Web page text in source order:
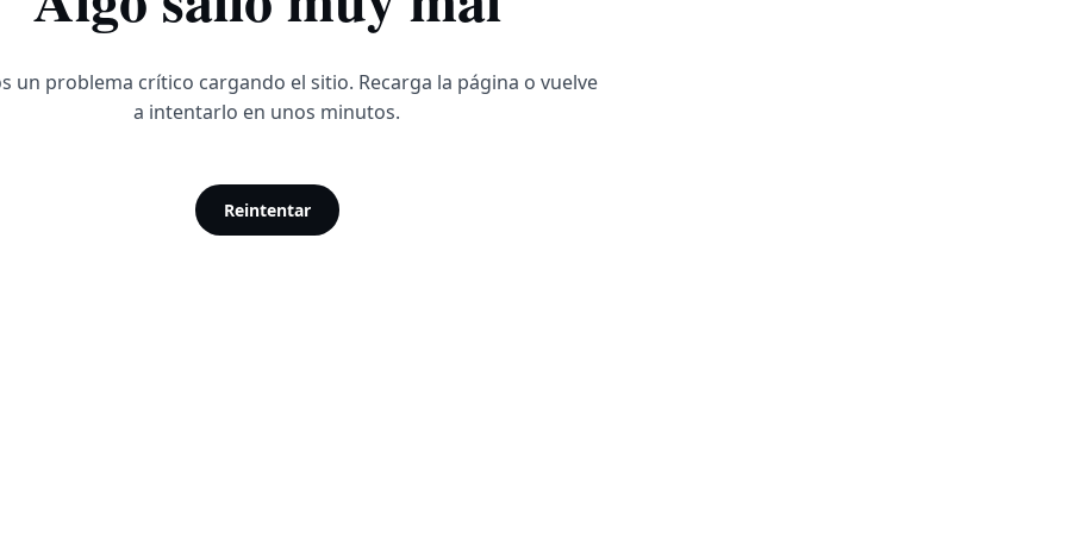
un problema crítico cargando el sitio. Recarga la página o vuelve
a intentarlo en unos minutos.
Reintentar